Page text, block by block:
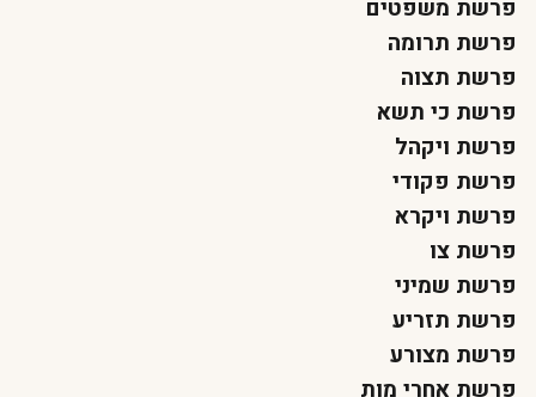
פרשת משפטים
פרשת תרומה
פרשת תצוה
פרשת כי תשא
פרשת ויקהל
פרשת פקודי
פרשת ויקרא
פרשת צו
פרשת שמיני
פרשת תזריע
פרשת מצורע
פרשת אחרי מות